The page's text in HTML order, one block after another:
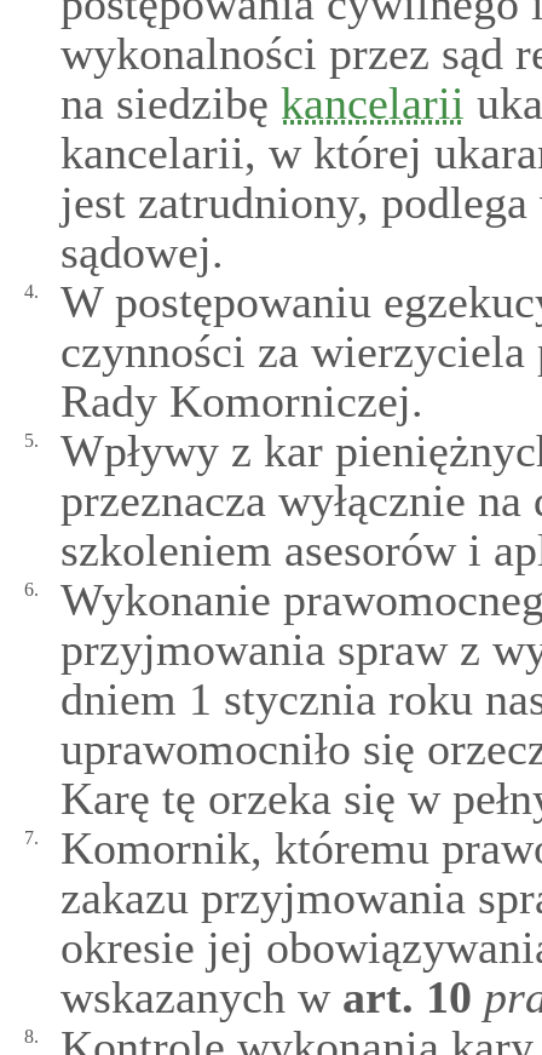
wykonalności przez sąd
na siedzibę kancelarii
kancelarii, w której
jest zatrudniony,
sądowej.
4.
W postępowaniu
czynności za
Rady Komorniczej.
5.
Wpływy z kar
przeznacza wyłącznie
szkoleniem asesorów i
6.
Wykonanie
przyjmowania spraw z
dniem 1 stycznia roku
uprawomocniło się
Karę tę orzeka się w
7.
Komornik, któremu
zakazu przyjmowania
okresie jej
wskazanych wart. 10
8.